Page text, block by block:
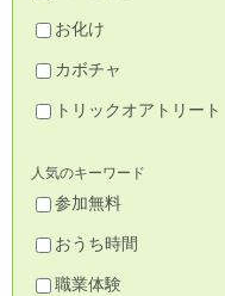
お化け
カボチャ
トリックオアトリート
人気のキーワード
参加無料
おうち時間
職業体験